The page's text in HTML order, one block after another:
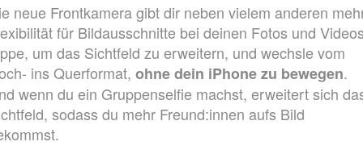
neue Frontkamera gibt dir neben vielem anderen
für Bild­aus­schnitte bei deinen Fotos und
um das Sichtfeld zu erweitern, und wechsle vom
ins Querformat, ohne dein iPhone zu bewegen.
wenn du ein Gruppenselfie machst, erweitert sich
sodass du mehr Freund:innen aufs Bild